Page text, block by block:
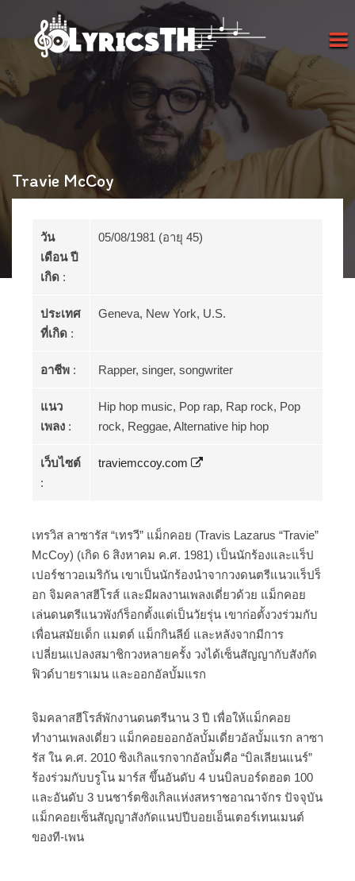
Travie McCoy
วัน
เดือน ปี
เกิด :
05/08/1981 (อายุ 45)
ประเทศ
ที่เกิด :
Geneva, New York, U.S.
อาชีพ : Rapper, singer, songwriter
แนว
เพลง :
Hip hop music, Pop rap, Rap rock, Pop
rock, Reggae, Alternative hip hop
เว็บไซต์
:
traviemccoy.com
เทรวิส ลาซารัส “เทรวี” แม็กคอย (Travis Lazarus “Travie”
McCoy) (เกิด 6 สิงหาคม ค.ศ. 1981) เป็นนักร้องและแร็ป
เปอร์ชาวอเมริกัน เขาเป็นนักร้องนำจากวงดนตรีแนวแร็ปร็
อก จิมคลาสฮีโรส์ และมีผลงานเพลงเดี่ยวด้วย แม็กคอย
เล่นดนตรีแนวพังก์ร็อกตั้งแต่เป็นวัยรุ่น เขาก่อตั้งวงร่วมกับ
เพื่อนสมัยเด็ก แมตต์ แม็กกินลีย์ และหลังจากมีการ
เปลี่ยนแปลงสมาชิกวงหลายครั้ง วงได้เซ็นสัญญากับสังกัด
ฟิวด์บายราเมน และออกอัลบั้มแรก
จิมคลาสฮีโรส์พักงานดนตรีนาน 3 ปี เพื่อให้แม็กคอย
ทำงานเพลงเดี่ยว แม็กคอยออกอัลบั้มเดี่ยวอัลบั้มแรก ลาซา
รัส ใน ค.ศ. 2010 ซิงเกิลแรกจากอัลบั้มคือ “บิลเลียนแนร์”
ร้องร่วมกับบรูโน มาร์ส ขึ้นอันดับ 4 บนบิลบอร์ดฮอต 100
และอันดับ 3 บนชาร์ตซิงเกิลแห่งสหราชอาณาจักร ปัจจุบัน
แม็กคอยเซ็นสัญญาสังกัดแนปปีบอยเอ็นเตอร์เทนเมนต์
ของที-เพน